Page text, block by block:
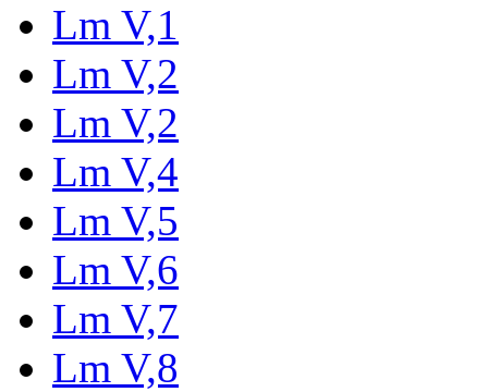
Lm V,1
Lm V,2
Lm V,2
Lm V,4
Lm V,5
Lm V,6
Lm V,7
Lm V,8